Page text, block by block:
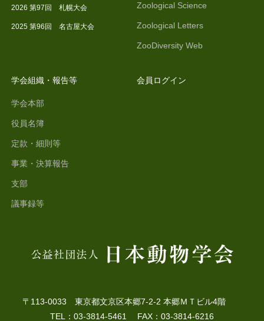
2026 第97回 札幌大会
2025 第96回 名古屋大会
Zoological Science
Zoological Letters
ZooDiversity Web
学会組織・報告等
学会本部
役員名簿
定款・細則等
事業・決算報告
支部
議事録等
会員ログイン
〒113-0033 東京都文京区本郷7-2-2 本郷ＭＴビル4階
TEL：03-3814-5461 FAX：03-3814-6216